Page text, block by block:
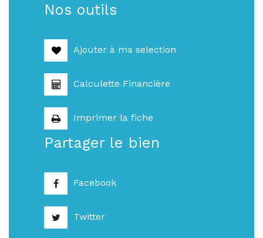
Nos outils
Ajouter à ma selection
Calculette Financière
Imprimer la fiche
Partager le bien
Facebook
Twitter